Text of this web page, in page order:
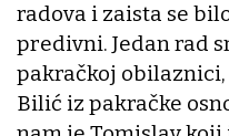
radova i zaista se
predivni. Jedan rad
pakračkoj obilaznici,
Bilić iz pakračke